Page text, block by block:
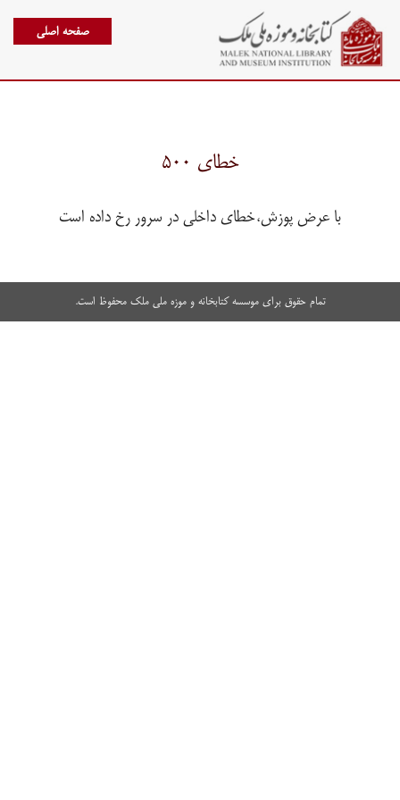
صفحه اصلی
خطای ۵۰۰
با عرض پوزش،خطای داخلی در سرور رخ داده است
تمام حقوق برای موسسه کتابخانه و موزه ملی ملک محفوظ است.